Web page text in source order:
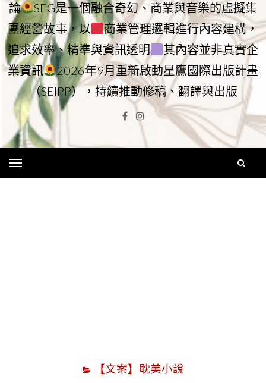
論
SEG是一個融合奇幻、商業與音樂的虛擬集
團經營故事，以
商業管理邏輯進行內容建構，
追求效率、精準與資訊透明
其內容並非真實企
業資訊
2026年9月重新啟動星鷹國際出版計畫
（SEIPP），持續推動修稿、翻譯與出版
Facebook
Instagram
【文案】耽美小說